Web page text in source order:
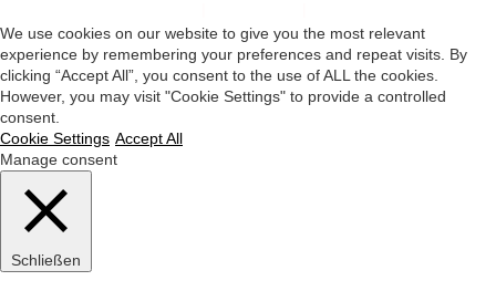
We use cookies on our website to give you the most relevant
experience by remembering your preferences and repeat visits. By
clicking “Accept All”, you consent to the use of ALL the cookies.
However, you may visit "Cookie Settings" to provide a controlled
consent.
Cookie Settings Accept All
Manage consent
Schließen